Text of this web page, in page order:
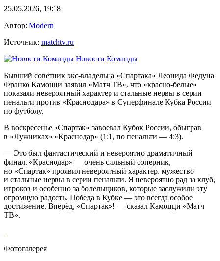
25.05.2026, 19:18
Автор: Modern
Источник: matchtv.ru
Новости Команды
Бывший советник экс‑владельца «Спартака» Леонида Федуна
Франко Камоцци заявил «Матч ТВ», что «красно‑белые»
показали невероятный характер и стальные нервы в серии
пенальти против «Краснодара» в Суперфинале Кубка России
по футболу.
В воскресенье «Спартак» завоевал Кубок России, обыграв
в «Лужниках» «Краснодар» (1:1, по пенальти — 4:3).
— Это был фантастический и невероятно драматичный
финал. «Краснодар» — очень сильный соперник,
но «Спартак» проявил невероятный характер, мужество
и стальные нервы в серии пенальти. Я невероятно рад за клуб,
игроков и особенно за болельщиков, которые заслужили эту
огромную радость. Победа в Кубке — это всегда особое
достижение. Вперёд, «Спартак»! — сказал Камоцци «Матч
ТВ».
Фотогалерея